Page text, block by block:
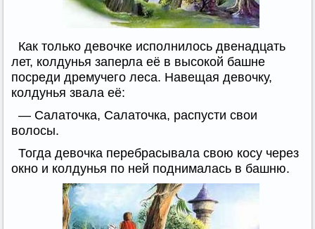
Как только девочке исполнилось двенадцать
лет, колдунья заперла её в высокой башне
посреди дремучего леса. Навещая девочку,
колдунья звала её:
— Салаточка, Салаточка, распусти свои
волосы.
Тогда девочка перебрасывала свою косу через
окно и колдунья по ней поднималась в башню.